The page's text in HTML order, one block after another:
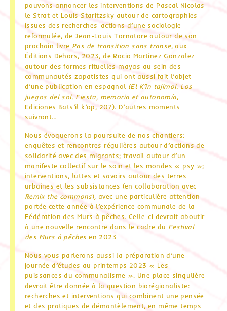
pouvons annoncer les interventions de Pascal Nicolas
le Strat et Louis Staritzsky autour de cartographies
issues des recherches-actions d’une sociologie
reformulée, de Jean-Louis Tornatore autour de son
prochain livre Pas de transition sans transe, aux
Éditions Dehors, 2023, de Rocio Martínez Gonzalez
autour des formes rituelles mayas au sein des
communautés zapatistes qui ont aussi fait l’objet
d’une publication en espagnol (El K’in tajimol. Los
juegos del sol. Fiesta, memoria et autonomía,
Ediciones Bats’il k’op, 207). D’autres moments
suivront…
Nous évoquerons la poursuite de nos chantiers:
enquêtes et rencontres régulières autour d’actions de
solidarité avec des migrants; travail autour d’un
manifeste collectif sur le soin et les mondes « psy »;
interventions, luttes et savoirs autour des terres
urbaines et les subsistances (en collaboration avec
Remix the commons), avec une particulière attention
portée cette année à l’expérience communale de la
Fédération des Murs à pêches. Celle-ci devrait aboutir
à une nouvelle rencontre dans le cadre du Festival
des Murs à pêches en 2023
Nous vous parlerons aussi la préparation d’une
journée d’études au printemps 2023 « Les
puissances du communalisme ». Une place singulière
devrait être donnée à la question biorégionaliste:
recherches et interventions qui combinent une pensée
et des pratiques de démantèlement, en même temps